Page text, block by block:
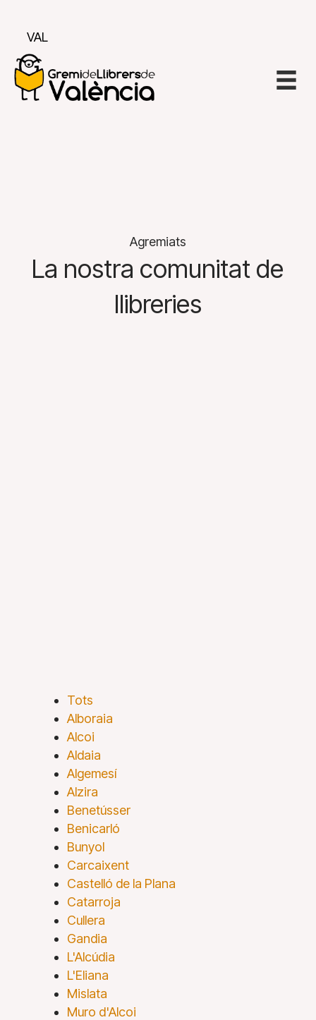
VAL
Agremiats
La nostra comunitat de
llibreries
Tots
Alboraia
Alcoi
Aldaia
Algemesí
Alzira
Benetússer
Benicarló
Bunyol
Carcaixent
Castelló de la Plana
Catarroja
Cullera
Gandia
L'Alcúdia
L'Eliana
Mislata
Muro d'Alcoi